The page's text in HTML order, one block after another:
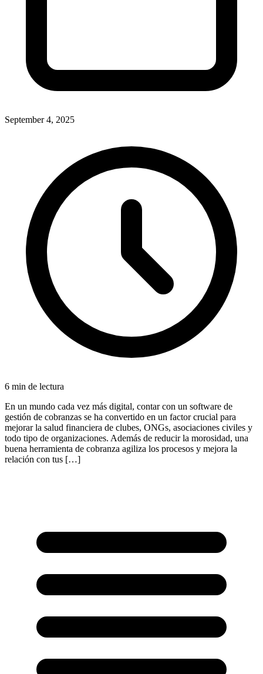
September 4, 2025
6 min de lectura
En un mundo cada vez más digital, contar con un software de
gestión de cobranzas se ha convertido en un factor crucial para
mejorar la salud financiera de clubes, ONGs, asociaciones civiles y
todo tipo de organizaciones. Además de reducir la morosidad, una
buena herramienta de cobranza agiliza los procesos y mejora la
relación con tus […]